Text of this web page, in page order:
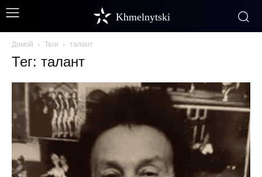
Khmelnytski
Домой Теги талант
Тег: талант